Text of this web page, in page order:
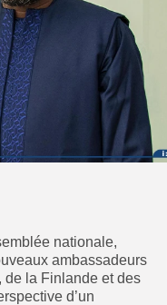
nationale,
ambassadeurs
de la Finlande et des
d’un